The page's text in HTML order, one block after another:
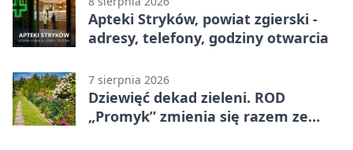
Apteki Stryków, powiat zgierski -
adresy, telefony, godziny otwarcia
7 sierpnia 2026
Dziewięć dekad zieleni. ROD
„Promyk” zmienia się razem ze